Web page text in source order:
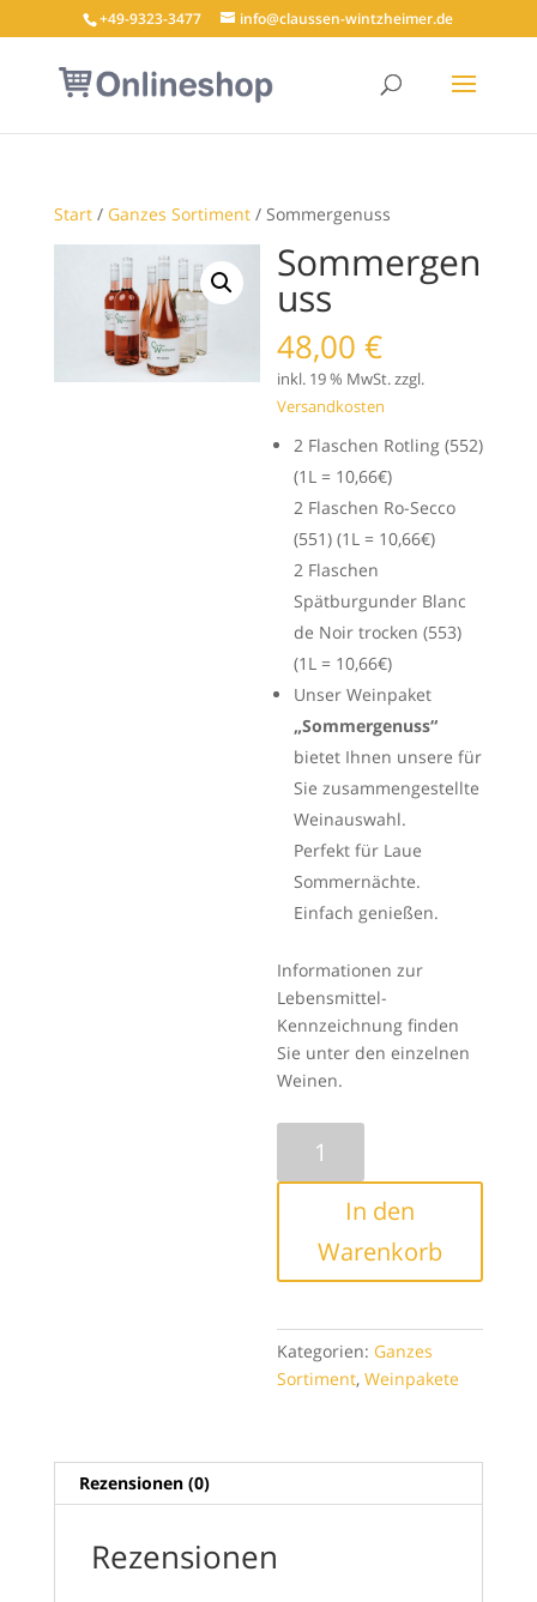
+49-9323-3477 info@claussen-wintzheimer.de
Start/ Ganzes Sortiment/ Sommergenuss
Sommergen
uss
48,00€
inkl. 19 % MwSt.zzgl.
Versandkosten
2 Flaschen Rotling (552)
(1L = 10,66€)
2 Flaschen Ro-Secco
(551) (1L = 10,66€)
2 Flaschen
Spätburgunder Blanc
de Noir trocken (553)
(1L = 10,66€)
Unser Weinpaket
„Sommergenuss“
bietet Ihnen unsere für
Sie zusammengestellte
Weinauswahl.
Perfekt für Laue
Sommernächte.
Einfach genießen.
Informationen zur
Lebensmittel-
Kennzeichnung finden
Sie unter den einzelnen
Weinen.
Menge
In den
Warenkorb
Kategorien:Ganzes
Sortiment,Weinpakete
Rezensionen (0)
Rezensionen